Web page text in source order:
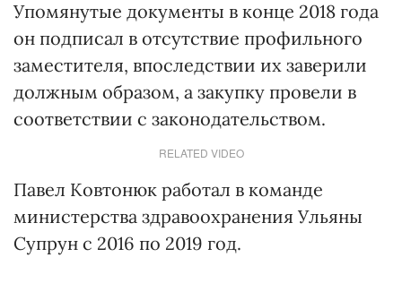
Упомянутые документы в конце 2018 года
он подписал в отсутствие профильного
заместителя, впоследствии их заверили
должным образом, а закупку провели в
соответствии с законодательством.
RELATED VIDEO
Павел Ковтонюк работал в команде
министерства здравоохранения Ульяны
Супрун с 2016 по 2019 год.